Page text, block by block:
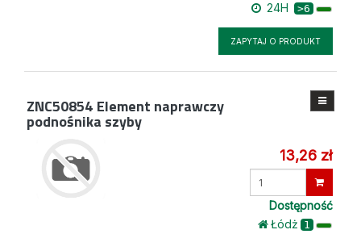
24H >6
ZAPYTAJ O PRODUKT
ZNC50854 Element naprawczy
podnośnika szyby
13,26 zł
Dostępność
Łódż 1